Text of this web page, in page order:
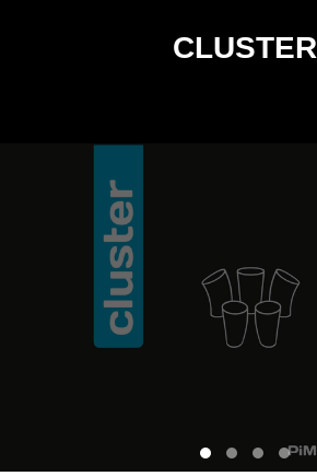
CLUSTER